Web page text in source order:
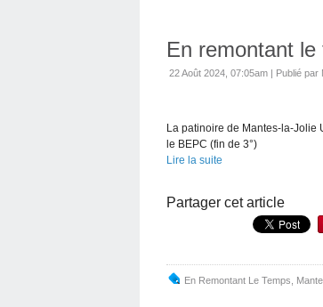
En remontant
22 Août 2024, 07:05am | Publié par
La patinoire de Mantes-la-Jolie
le BEPC (fin de 3°)
Lire la suite
Partager cet article
En Remontant Le Temps